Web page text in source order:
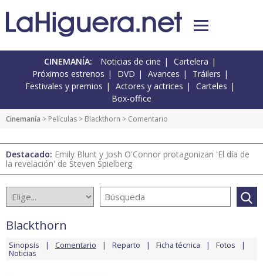
CINEMANÍA: Noticias de cine
Cartelera
Próximos estrenos
DVD Avances
Tráilers
Festivales y premios
Actores y actrices
Carteles
Box-office
Cinemanía > Películas > Blackthorn > Comentario
Destacado: Emily Blunt y Josh O'Connor protagonizan 'El día de
la revelación' de Steven Spielberg
Blackthorn
Sinopsis Comentario Reparto Ficha técnica Fotos
Noticias